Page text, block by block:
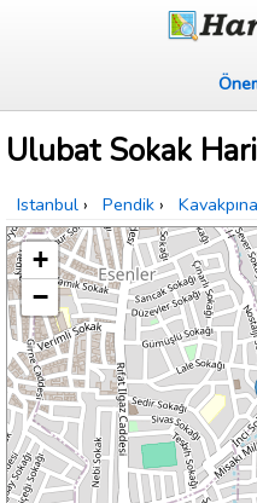
Ulubat Sokak
Istanbul › Pendik ›
+
−